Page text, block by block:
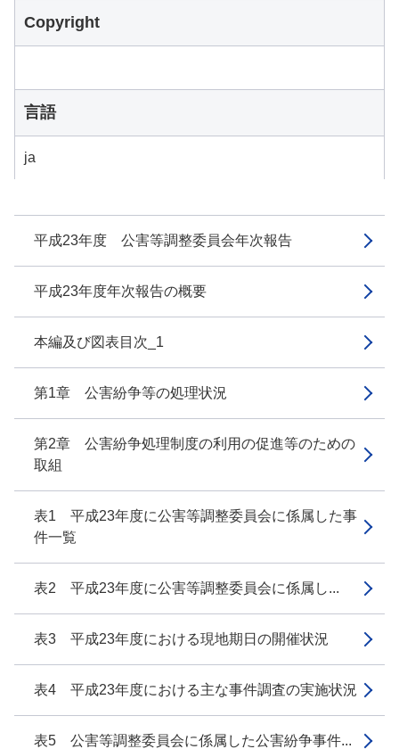
平成23年度 公害等調整委員会年次報告
平成23年度年次報告の概要
本編及び図表目次_1
第1章 公害紛争等の処理状況
第2章 公害紛争処理制度の利用の促進等のための
取組
表1 平成23年度に公害等調整委員会に係属した事
件一覧
表2 平成23年度に公害等調整委員会に係属し...
表3 平成23年度における現地期日の開催状況
表4 平成23年度における主な事件調査の実施状況
表5 公害等調整委員会に係属した公害紛争事件...
Copyright
言語
ja